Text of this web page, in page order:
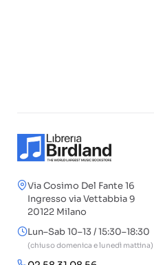
Via Cosimo Del Fante 16
Ingresso via Vettabbia 9
20122 Milano
Lun–Sab 10–13 / 15:30–18:30
(chiuso domenica e lunedì mattina)